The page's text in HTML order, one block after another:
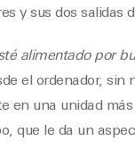
y sus dos salidas
alimentado por
el ordenador, sin
en una unidad
que le da un